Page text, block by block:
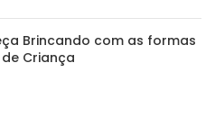
Brincando com as formas
Criança